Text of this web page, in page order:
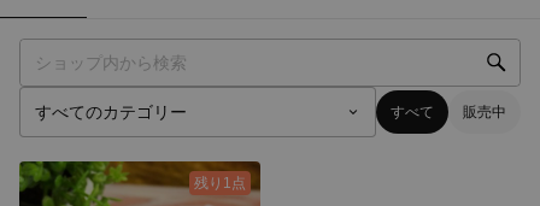
すべて 販売中
残り1点